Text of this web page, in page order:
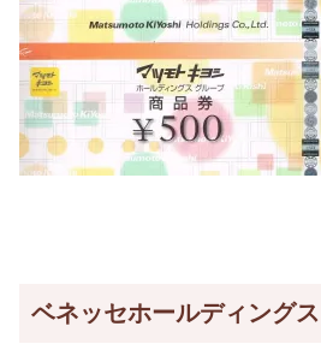
ベネッセホールディングス